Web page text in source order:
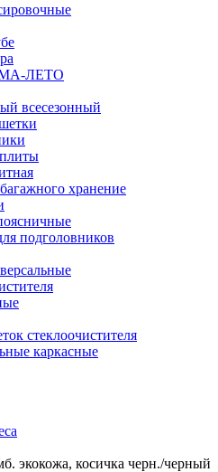
ЛЕТО
всесезонный
хранение
подголовников
стеклоочистителя
каркасные
экокожа, косичка черн./черный